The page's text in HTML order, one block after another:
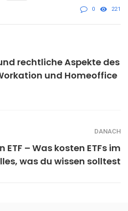
0 221
rechtliche Aspekte des
und Homeoffice
DANACH
– Was kosten ETFs im
was du wissen solltest